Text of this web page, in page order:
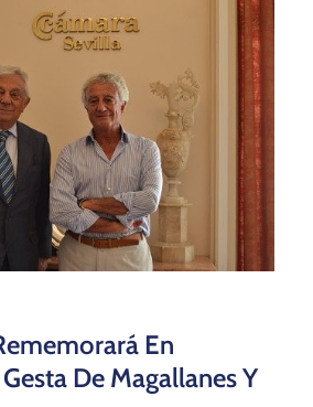
En
De Magallanes Y